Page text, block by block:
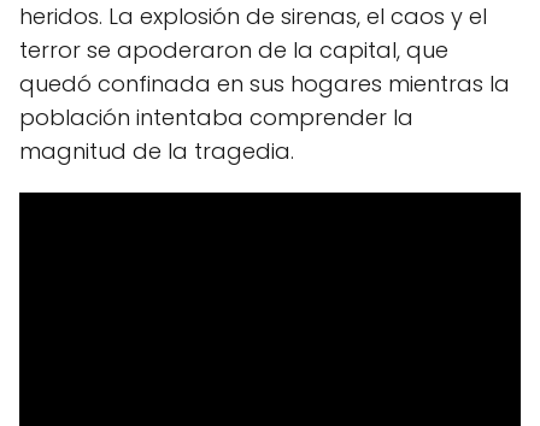
heridos. La explosión de sirenas, el caos y el
terror se apoderaron de la capital, que
quedó confinada en sus hogares mientras la
población intentaba comprender la
magnitud de la tragedia.